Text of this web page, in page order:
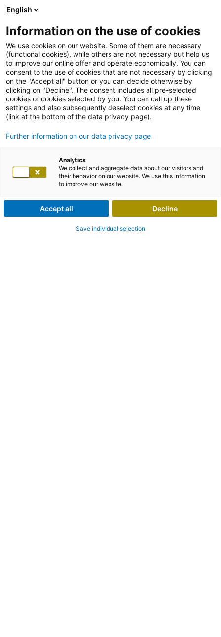
English
Information on the use of cookies
We use cookies on our website. Some of them are necessary
(functional cookies), while others are not necessary but help us
to improve our online offer and operate economically. You can
consent to the use of cookies that are not necessary by clicking
on the "Accept all" button or you can decide otherwise by
clicking on "Decline". The consent includes all pre-selected
cookies or cookies selected by you. You can call up these
settings and also subsequently deselect cookies at any time
(link at the bottom of the data privacy page).
Further information on our data privacy page
Analytics
We collect and aggregate data about our visitors and
their behavior on our website. We use this information
to improve our website.
Accept all Decline
Save individual selection